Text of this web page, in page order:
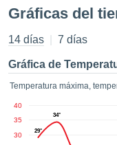
de
ha
por
para
que la
calidad.
a este
las
Gráficas del
14 días 7 días
Gráfica de
Temperatura máxima,
30
35
40
29°
34°